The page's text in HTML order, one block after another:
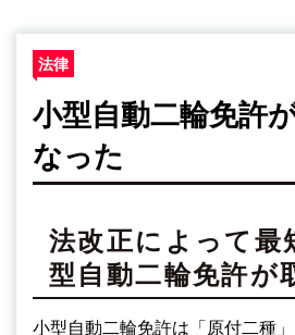
法律
小型自動二輪免許
なった
法改正によって最
型自動二輪免許が
小型自動二輪免許は「原付二種